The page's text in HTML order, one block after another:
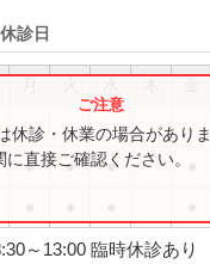
診日
● ● ●
休診・休業の場合があり
直接ご確認ください。
～13:00 臨時休診あり